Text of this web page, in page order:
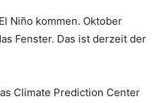
Niño kommen. Oktober
Fenster. Das ist derzeit der
Climate Prediction Center